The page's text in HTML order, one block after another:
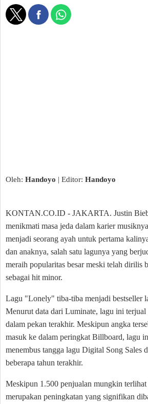
Oleh: Handoyo | Editor: Handoyo
KONTAN.CO.ID - JAKARTA. Justin
menikmati masa jeda dalam karier
menjadi seorang ayah untuk pertama
dan anaknya, salah satu lagunya yang
meraih popularitas besar meski telah dirilis
sebagai hit minor.
Lagu "Lonely" tiba-tiba menjadi bestseller
Menurut data dari Luminate, lagu ini
dalam pekan terakhir. Meskipun angka
masuk ke dalam peringkat Billboard, lagu
menembus tangga lagu Digital Song Sales
beberapa tahun terakhir.
Meskipun 1.500 penjualan mungkin
merupakan peningkatan yang signifikan